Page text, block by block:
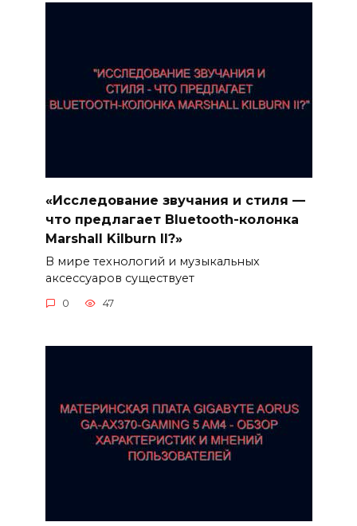
«Исследование звучания и стиля —
что предлагает Bluetooth-колонка
Marshall Kilburn II?»
В мире технологий и музыкальных
аксессуаров существует
0 47